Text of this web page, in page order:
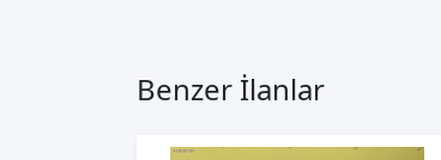
Benzer İlanlar